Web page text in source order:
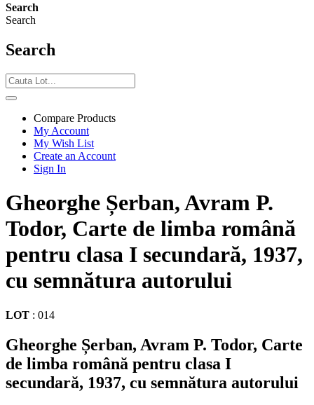
Search
Search
Search
Compare Products
My Account
My Wish List
Create an Account
Sign In
Gheorghe Șerban, Avram P.
Todor, Carte de limba română
pentru clasa I secundară, 1937,
cu semnătura autorului
LOT : 014
Gheorghe Șerban, Avram P. Todor, Carte
de limba română pentru clasa I
secundară, 1937, cu semnătura autorului